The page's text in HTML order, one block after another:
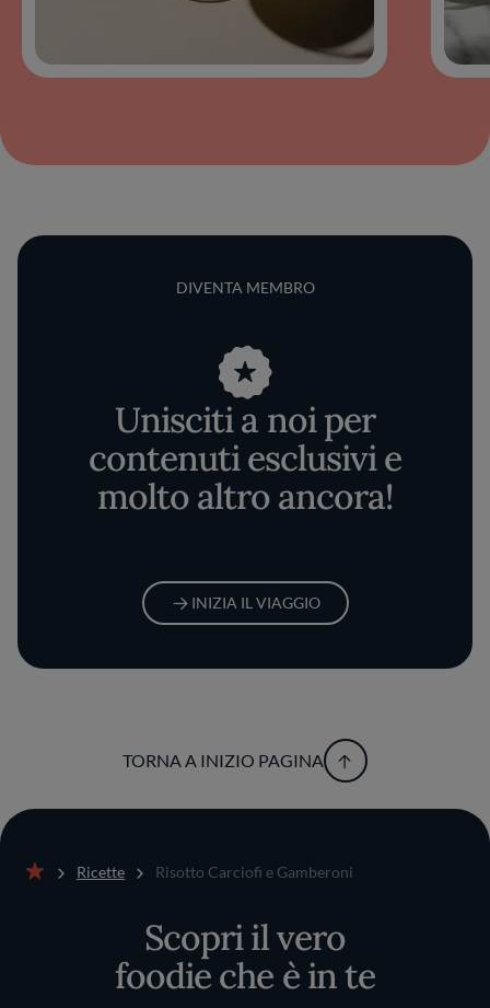
DIVENTA MEMBRO
Unisciti a noi per
contenuti esclusivi e
molto altro ancora!
INIZIA IL VIAGGIO
TORNA A INIZIO PAGINA
Ricette Risotto Carciofi e Gamberoni
Scopri il vero
foodie che è in te